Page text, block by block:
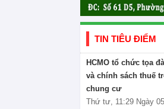
TIN TIÊU ĐIỂM
HCMO tổ chức tọa
và chính sách thuế
chung cư
Thứ tư, 11:29 Ngày